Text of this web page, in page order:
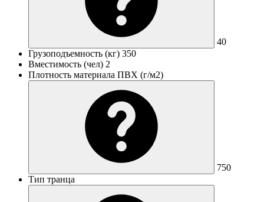
40
Грузоподъемность (кг) 350
Вместимость (чел) 2
Плотность материала ПВХ (г/м2)
750
Тип транца